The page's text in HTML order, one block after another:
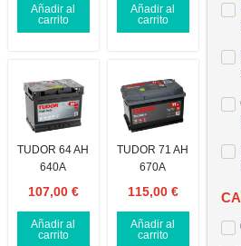
Añadir al
carrito
Añadir al
carrito
TUDOR 64 AH
640A
107,00 €
Añadir al
carrito
TUDOR 71 AH
670A
115,00 €
Añadir al
carrito